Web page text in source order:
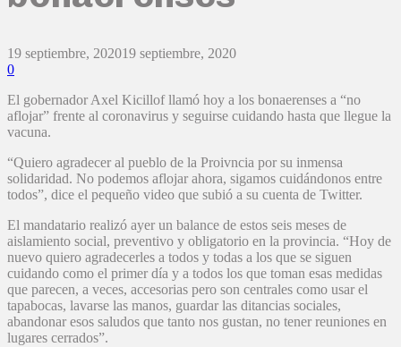
19 septiembre, 202019 septiembre, 2020
0
El gobernador Axel Kicillof llamó hoy a los bonaerenses a “no
aflojar” frente al coronavirus y seguirse cuidando hasta que llegue la
vacuna.
“Quiero agradecer al pueblo de la Proivncia por su inmensa
solidaridad. No podemos aflojar ahora, sigamos cuidándonos entre
todos”, dice el pequeño video que subió a su cuenta de Twitter.
El mandatario realizó ayer un balance de estos seis meses de
aislamiento social, preventivo y obligatorio en la provincia. “Hoy de
nuevo quiero agradecerles a todos y todas a los que se siguen
cuidando como el primer día y a todos los que toman esas medidas
que parecen, a veces, accesorias pero son centrales como usar el
tapabocas, lavarse las manos, guardar las ditancias sociales,
abandonar esos saludos que tanto nos gustan, no tener reuniones en
lugares cerrados”.